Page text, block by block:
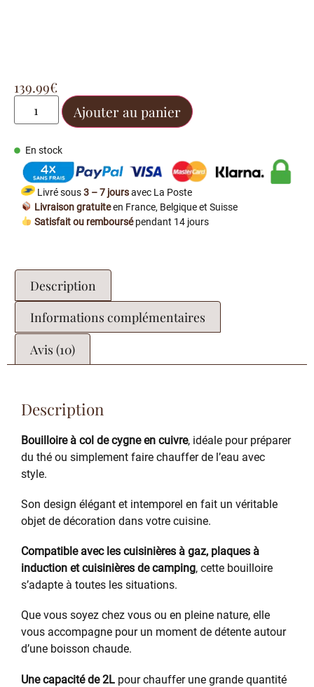
139.99€
Ajouter au panier
En stock
Livré sous3 – 7 joursavec La Poste
Livraison gratuiteen France, Belgique et Suisse
Satisfait ou remboursépendant 14 jours
Description
Informations complémentaires
Avis (10)
Description
Bouilloire à col de cygne en cuivre, idéale pour préparer
du thé ou simplement faire chauffer de l’eau avec
style.
Son design élégant et intemporel en fait un véritable
objet de décoration dans votre cuisine.
Compatible avec les cuisinières à gaz, plaques à
induction et cuisinières de camping, cette bouilloire
s’adapte à toutes les situations.
Que vous soyez chez vous ou en pleine nature, elle
vous accompagne pour un moment de détente autour
d’une boisson chaude.
Une capacité de 2L pour chauffer une grande quantité